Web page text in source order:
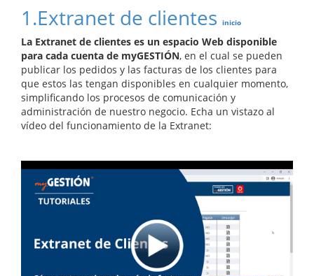
1.Extranet de clientes inicio
La Extranet de clientes es un espacio Web disponible
para cada cuenta de myGESTIÓN, en el cual se pueden
publicar los pedidos y las facturas de los clientes para
que estos las tengan disponibles en cualquier momento,
simplificando los procesos de comunicación y
administración de nuestro negocio. Echa un vistazo al
vídeo del funcionamiento de la Extranet: